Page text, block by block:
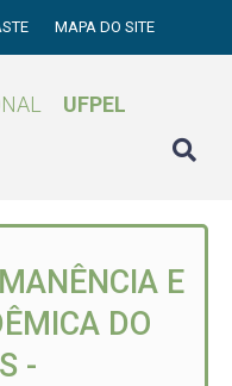
MAPA DO SITE
UFPEL
E
DO
-